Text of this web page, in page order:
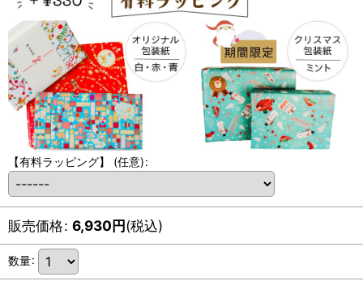
【有料ラッピング】 (任意):
販売価格: 6,930円(税込)
数量: